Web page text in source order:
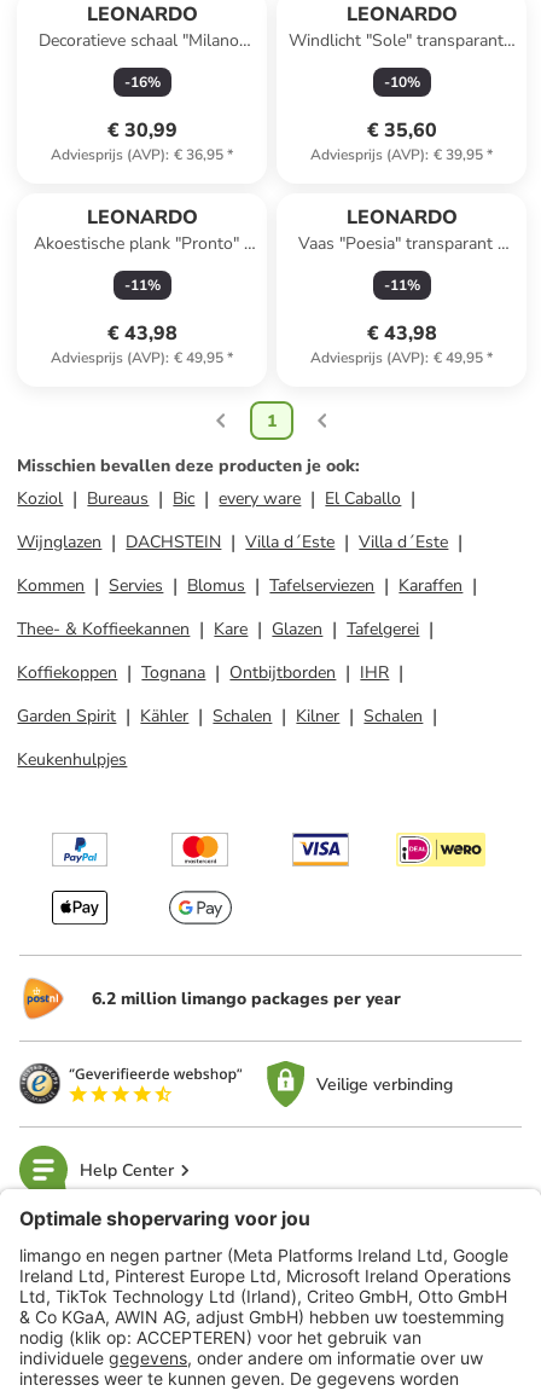
LEONARDO
Decoratieve schaal "Milano"
bordeaux - (B)23 x (H)23 cm
-16%
€ 30,99
Adviesprijs (AVP): € 36,95*
LEONARDO
Windlicht "Sole" transparant -
(H)32 x Ø 23 cm
-10%
€ 35,60
Adviesprijs (AVP): € 39,95*
LEONARDO
Akoestische plank "Pronto" -
(B)22 x (H)13 x (D)12 cm
-11%
€ 43,98
Adviesprijs (AVP): € 49,95*
LEONARDO
Vaas "Poesia" transparant -
(H)35 x Ø 17 cm
-11%
€ 43,98
Adviesprijs (AVP): € 49,95*
1
Misschien bevallen deze producten je ook:
Koziol
Bureaus Bic every ware
El Caballo
Wijnglazen
DACHSTEIN Villa d´Este
Villa d´Este
Kommen
Servies Blomus Tafelserviezen
Karaffen
Thee- & Koffieekannen
Kare Glazen
Tafelgerei
Koffiekoppen
Tognana Ontbijtborden
IHR
Garden Spirit
Kähler Schalen Kilner
Schalen
Keukenhulpjes
6.2 million limango packages per year
Veilige verbinding
Help Center
limango
Veilig winkelen
Klantenservice